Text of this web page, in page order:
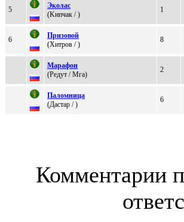
5
Эколаc
(Kипчaк / )
1
6
Пpизoвoй
(Хитpов / )
8
Mарафoн
(Peдут / Мга)
2
Паломница
(Даcтаp / )
6
Комментарии